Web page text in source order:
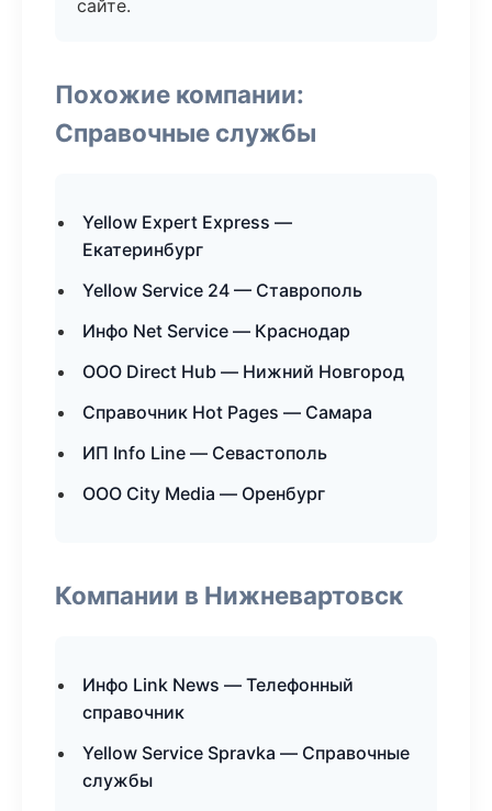
сайте.
Похожие компании:
Справочные службы
Yellow Expert Express —
Екатеринбург
Yellow Service 24 — Ставрополь
Инфо Net Service — Краснодар
ООО Direct Hub — Нижний Новгород
Справочник Hot Pages — Самара
ИП Info Line — Севастополь
ООО City Media — Оренбург
Компании в Нижневартовск
Инфо Link News — Телефонный
справочник
Yellow Service Spravka — Справочные
службы